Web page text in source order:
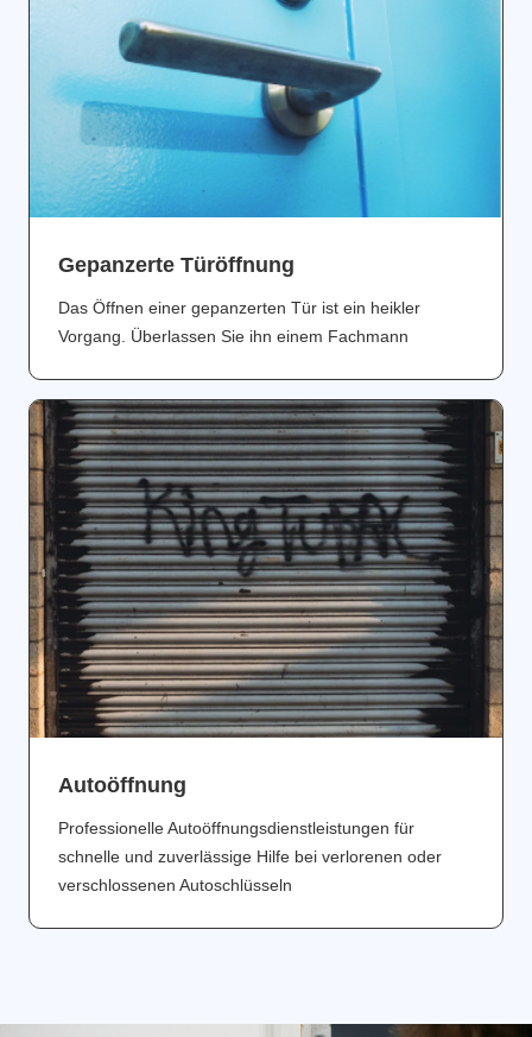
Gepanzerte Türöffnung
Das Öffnen einer gepanzerten Tür ist ein heikler
Vorgang. Überlassen Sie ihn einem Fachmann
Аutoöffnung
Professionelle Autoöffnungsdienstleistungen für
schnelle und zuverlässige Hilfe bei verlorenen oder
verschlossenen Autoschlüsseln